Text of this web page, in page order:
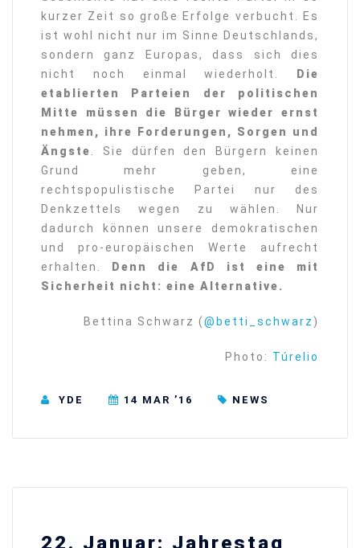
kurzer Zeit so große Erfolge verbucht. Es
ist wohl nicht nur im Sinne Deutschlands,
sondern ganz Europas, dass sich dies
nicht noch einmal wiederholt. Die
etablierten Parteien der politischen
Mitte müssen die Bürger wieder ernst
nehmen, ihre Forderungen, Sorgen und
Ängste
. Sie dürfen den Bürgern keinen
Grund mehr geben, eine
rechtspopulistische Partei nur des
Denkzettels wegen zu wählen. Nur
dadurch können unsere demokratischen
und pro-europäischen Werte aufrecht
erhalten. Denn die AfD ist eine mit
Sicherheit nicht: eine Alternative.
Bettina Schwarz (@betti_schwarz)
Photo: Túrelio
YDE 14 MAR ’16 NEWS
22. Januar: Jahrestag